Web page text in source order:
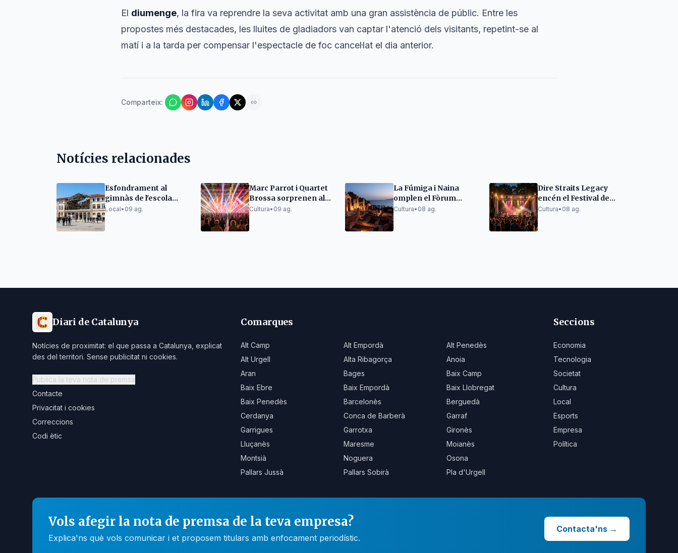
El diumenge, la fira va reprendre la seva activitat amb una gran assistència de públic. Entre les
propostes més destacades, les lluites de gladiadors van captar l'atenció dels visitants, repetint-se al
matí i a la tarda per compensar l'espectacle de foc cancel·lat el dia anterior.
Comparteix:
Notícies relacionades
Esfondrament al
gimnàs de l'escola
Salvador Dalí de
Local• 09 ag.
Marc Parrot i Quartet
Brossa sorprenen al
Porta Ferrada
Cultura• 09 ag.
La Fúmiga i Naina
omplen el Fòrum
romà d'Empúries en el
Cultura• 08 ag.
Dire Straits Legacy
encén el Festival de
Cambrils amb èxits
Cultura• 08 ag.
Diari de Catalunya
Notícies de proximitat: el que passa a Catalunya, explicat
des del territori. Sense publicitat ni cookies.
Publica la teva nota de premsa
Contacte
Privacitat i cookies
Correccions
Codi ètic
Comarques
Alt Camp Alt Empordà
Alt Penedès
Alt Urgell
Alta Ribagorça
Anoia
Aran
Bages
Baix Camp
Baix Ebre
Baix Empordà
Baix Llobregat
Baix Penedès
Barcelonès
Berguedà
Cerdanya
Conca de Barberà
Garraf
Garrigues
Garrotxa
Gironès
Lluçanès
Maresme
Moianès
Montsià
Noguera
Osona
Pallars Jussà
Pallars Sobirà Pla d'Urgell
Seccions
Economia
Tecnologia
Societat
Cultura
Local
Esports
Empresa
Política
Vols afegir la nota de premsa de la teva empresa?
Explica'ns què vols comunicar i et proposem titulars amb enfocament periodístic.
Contacta'ns →